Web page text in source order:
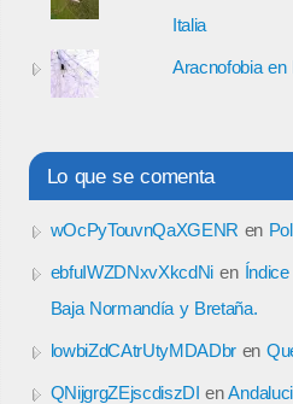
Italia
Aracnofobia en
Lo que se comenta
wOcPyTouvnQaXGENR en
ebfuIWZDNxvXkcdNi en
Baja Normandía y Bretaña.
lowbiZdCAtrUtyMDADbr en
QNijgrgZEjscdiszDI en